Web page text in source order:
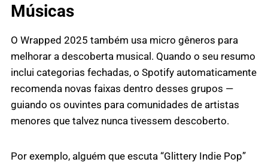
Músicas
O Wrapped 2025 também usa micro gêneros para
melhorar a descoberta musical. Quando o seu resumo
inclui categorias fechadas, o Spotify automaticamente
recomenda novas faixas dentro desses grupos —
guiando os ouvintes para comunidades de artistas
menores que talvez nunca tivessem descoberto.
Por exemplo, alguém que escuta “Glittery Indie Pop”